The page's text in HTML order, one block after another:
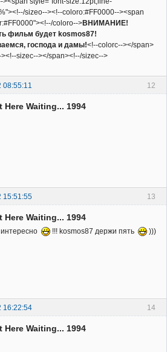
sizeo--><!--coloro:#FF0000--><span
coloro-->ВНИМАНИЕ!
фильм будет kosmos87!
господа и дамы!<!--colorc--></span>
sizec--></span><!--/sizec-->
12
08:55:11
Here Waiting... 1994
13
15:51:55
Here Waiting... 1994
!!! kosmos87 держи пять
)))
14
16:22:54
Here Waiting... 1994